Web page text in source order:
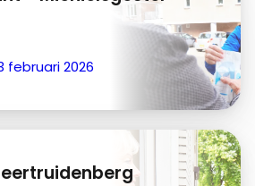
februari 2026